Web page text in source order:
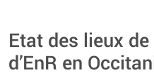
Etat des lieux
d’EnR en